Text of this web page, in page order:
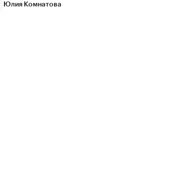
Юлия Комнатова